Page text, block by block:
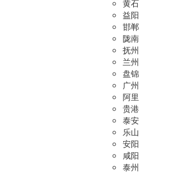
黄石
益阳
邯郸
陇南
抚州
兰州
盘锦
广州
阿里
贵港
泰安
乐山
安阳
咸阳
泰州